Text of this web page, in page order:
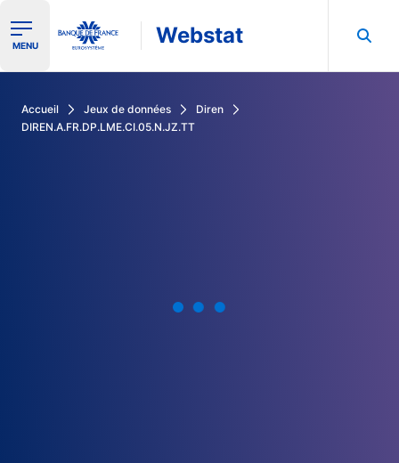
Ouvrir le menu de navigation
MENU Webstat
Accueil Jeux de données
Diren
DIREN.A.FR.DP.LME.CI.05.N.JZ.TT